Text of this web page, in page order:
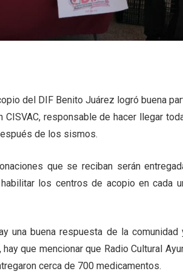
del DIF Benito Juárez logró buena
responsable de hacer llegar
de los sismos.
que se reciban serán
los centros de acopio en cada
una buena respuesta de la comunidad
que mencionar que Radio Cultural
cerca de 700 medicamentos.